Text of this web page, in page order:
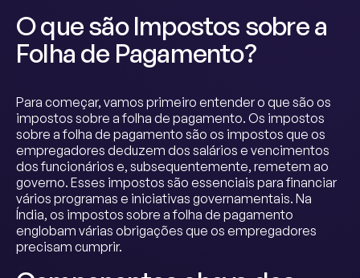
O que são Impostos sobre a
Folha de Pagamento?
Para começar, vamos primeiro entender o que são os
impostos sobre a folha de pagamento. Os impostos
sobre a folha de pagamento são os impostos que os
empregadores deduzem dos salários e vencimentos
dos funcionários e, subsequentemente, remetem ao
governo. Esses impostos são essenciais para financiar
vários programas e iniciativas governamentais. Na
Índia, os impostos sobre a folha de pagamento
englobam várias obrigações que os empregadores
precisam cumprir.